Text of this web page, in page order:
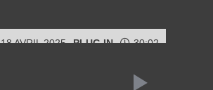
18 AVRIL 2025 PLUG IN 30:02